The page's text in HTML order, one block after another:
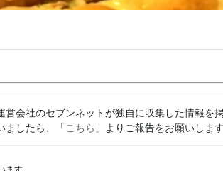
会社のセブンネットが独自に収集した情報を
ましたら、「こちら 」よりご報告をお願いします